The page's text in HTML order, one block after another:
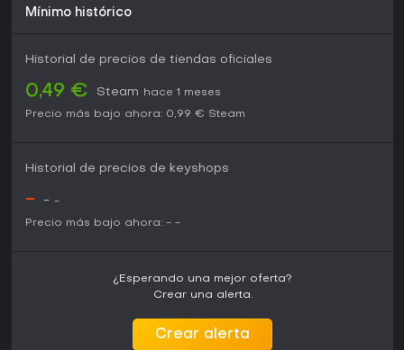
Mínimo histórico
Historial de precios de tiendas oficiales
0,49 € Steam
hace 1 meses
Precio más bajo ahora: 0,99 € Steam
Historial de precios de keyshops
- - -
Precio más bajo ahora: - -
¿Esperando una mejor oferta?
Crear una alerta.
Crear alerta